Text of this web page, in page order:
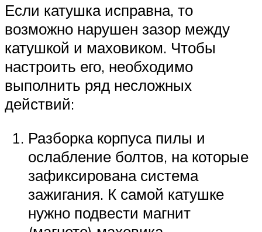
Если катушка исправна, то
возможно нарушен зазор между
катушкой и маховиком. Чтобы
настроить его, необходимо
выполнить ряд несложных
действий:
Разборка корпуса пилы и
ослабление болтов, на которые
зафиксирована система
зажигания. К самой катушке
нужно подвести магнит